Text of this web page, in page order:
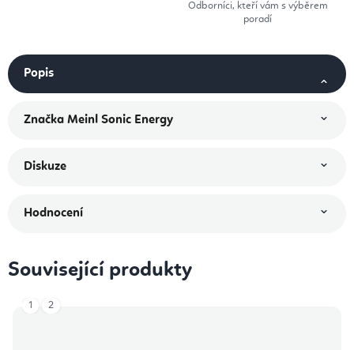
Odborníci, kteří vám s výběrem
poradí
Popis
Značka Meinl Sonic Energy
Diskuze
Hodnocení
Související produkty
1 2